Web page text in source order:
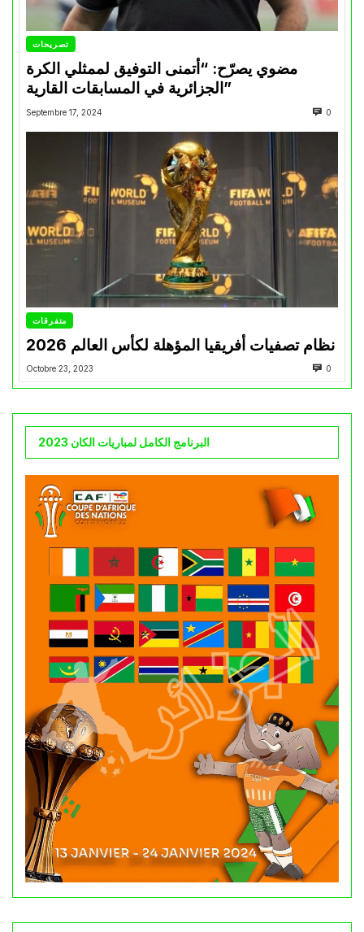
تصريحات
مضوي يصرّح: “أتمنى التوفيق لممثلي الكرة
الجزائرية في المسابقات القارية”
Septembre 17, 2024 0
متفرقات
نظام تصفيات أفريقيا المؤهلة لكأس العالم 2026
Octobre 23, 2023 0
البرنامج الكامل لمباريات الكان 2023